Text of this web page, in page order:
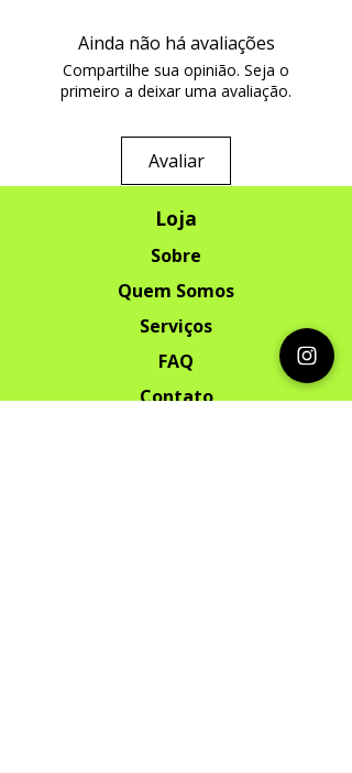
Ainda não há avaliações
Compartilhe sua opinião. Seja o
primeiro a deixar uma avaliação.
Avaliar
Loja
Sobre
Quem Somos
Serviços
FAQ
Contato